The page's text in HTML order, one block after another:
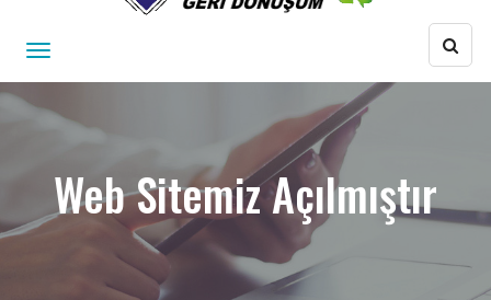
Web Sitemiz Açılmıştır